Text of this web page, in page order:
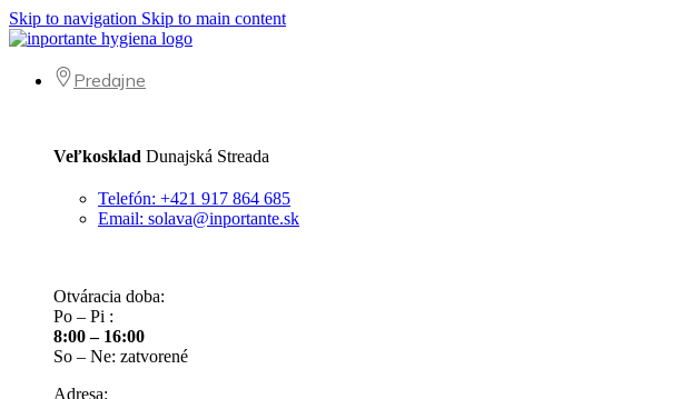
Skip to navigation Skip to main content
Predajne
Veľkosklad Dunajská Streada
Telefón: +421 917 864 685
Email: solava@inportante.sk
Otváracia doba:
Po – Pi :
8:00 – 16:00
So – Ne: zatvorené
Adresa: